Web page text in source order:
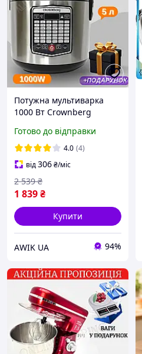
Потужна мультиварка
1000 Вт Crownberg
з чашею 5л з
нержавіючої сталі
Пароварка-рисоварка на
42 програми
Готово до відправки
4.0 (4)
від306₴/міс
1 839₴
2 539 ₴
Купити
АWIK UA 94%